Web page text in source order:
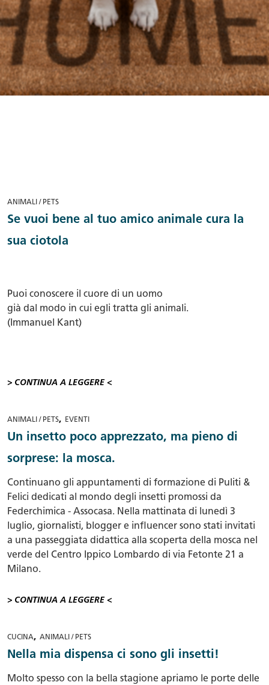
ANIMALI / PETS
Se vuoi bene al tuo amico animale cura la
sua ciotola
Puoi conoscere il cuore di un uomo
già dal modo in cui egli tratta gli animali.
(Immanuel Kant)
> CONTINUA A LEGGERE <
ANIMALI / PETS, EVENTI
Un insetto poco apprezzato, ma pieno di
sorprese: la mosca.
Continuano gli appuntamenti di formazione di Puliti &
Felici dedicati al mondo degli insetti promossi da
Federchimica - Assocasa. Nella mattinata di lunedì 3
luglio, giornalisti, blogger e influencer sono stati invitati
a una passeggiata didattica alla scoperta della mosca nel
verde del Centro Ippico Lombardo di via Fetonte 21 a
Milano.
> CONTINUA A LEGGERE <
CUCINA,ANIMALI / PETS
Nella mia dispensa ci sono gli insetti!
Molto spesso con la bella stagione apriamo le porte delle